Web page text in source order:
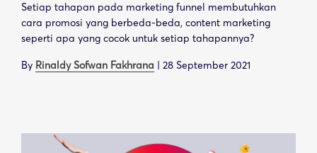
Setiap tahapan pada marketing funnel membutuhkan
cara promosi yang berbeda-beda, content marketing
seperti apa yang cocok untuk setiap tahapannya?
By Rinaldy Sofwan Fakhrana | 28 September 2021